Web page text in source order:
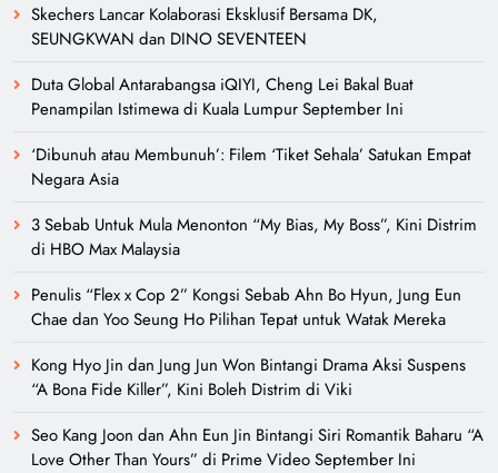
Skechers Lancar Kolaborasi Eksklusif Bersama DK,
SEUNGKWAN dan DINO SEVENTEEN
Duta Global Antarabangsa iQIYI, Cheng Lei Bakal Buat
Penampilan Istimewa di Kuala Lumpur September Ini
‘Dibunuh atau Membunuh’: Filem ‘Tiket Sehala’ Satukan Empat
Negara Asia
3 Sebab Untuk Mula Menonton “My Bias, My Boss”, Kini Distrim
di HBO Max Malaysia
Penulis “Flex x Cop 2” Kongsi Sebab Ahn Bo Hyun, Jung Eun
Chae dan Yoo Seung Ho Pilihan Tepat untuk Watak Mereka
Kong Hyo Jin dan Jung Jun Won Bintangi Drama Aksi Suspens
“A Bona Fide Killer”, Kini Boleh Distrim di Viki
Seo Kang Joon dan Ahn Eun Jin Bintangi Siri Romantik Baharu “A
Love Other Than Yours” di Prime Video September Ini